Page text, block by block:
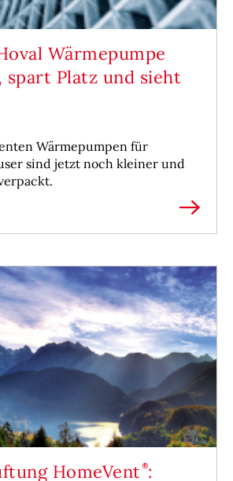
Wärmepumpe
spart Platz und sieht
Wärmepumpen für
sind jetzt noch kleiner und
HomeVent :